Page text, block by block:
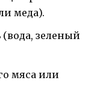
меда).
зеленый
мяса или